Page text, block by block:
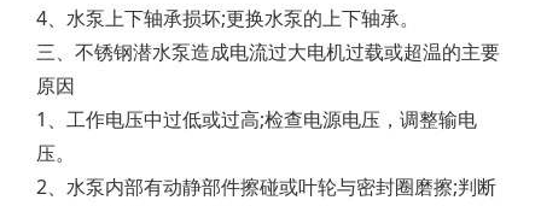
4、水泵上下轴承损坏;更换水泵的上下轴承。
三、不锈钢潜水泵造成电流过大电机过载或超温的主要
原因
1、工作电压中过低或过高;检查电源电压，调整输电
压。
2、水泵内部有动静部件擦碰或叶轮与密封圈磨擦;判断